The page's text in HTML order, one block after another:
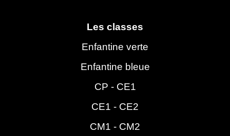
Les classes
Enfantine verte
Enfantine bleue
CP - CE1
CE1 - CE2
CM1 - CM2